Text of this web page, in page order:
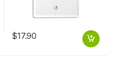
$17.90